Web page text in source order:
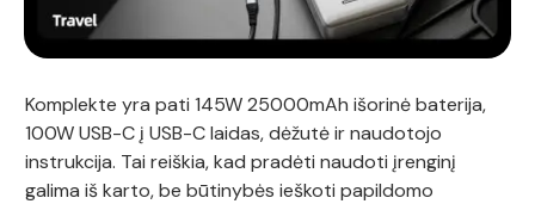
Komplekte yra pati 145W 25000mAh išorinė baterija,
100W USB-C į USB-C laidas, dėžutė ir naudotojo
instrukcija. Tai reiškia, kad pradėti naudoti įrenginį
galima iš karto, be būtinybės ieškoti papildomo